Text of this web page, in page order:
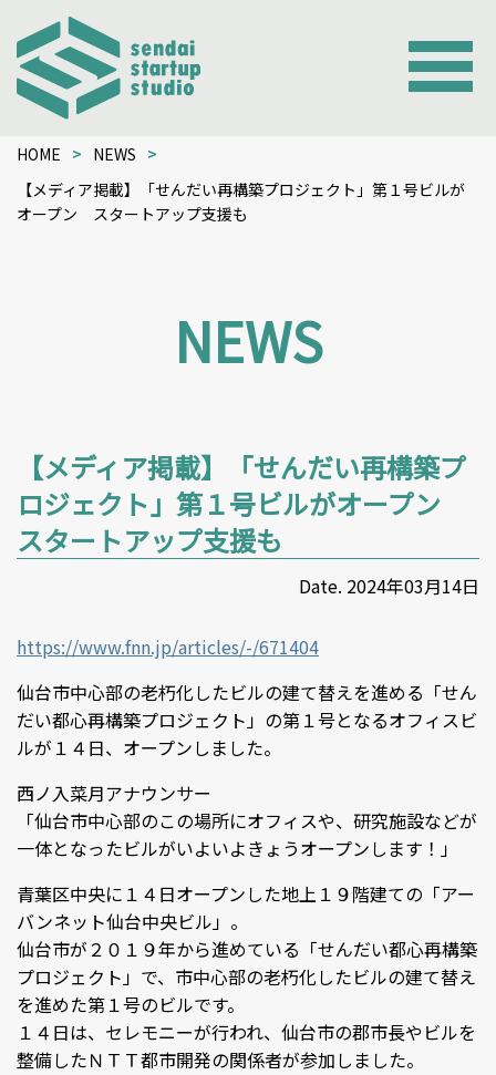
HOME
NEWS
【メディア掲載】「せんだい再構築プロジェクト」第１号ビルが
オープン スタートアップ支援も
NEWS
【メディア掲載】「せんだい再構築プ
ロジェクト」第１号ビルがオープン
スタートアップ支援も
Date. 2024年03月14日
https://www.fnn.jp/articles/-/671404
仙台市中心部の老朽化したビルの建て替えを進める「せん
だい都心再構築プロジェクト」の第１号となるオフィスビ
ルが１４日、オープンしました。
西ノ入菜月アナウンサー
「仙台市中心部のこの場所にオフィスや、研究施設などが
一体となったビルがいよいよきょうオープンします！」
青葉区中央に１４日オープンした地上１９階建ての「アー
バンネット仙台中央ビル」。
仙台市が２０１９年から進めている「せんだい都心再構築
プロジェクト」で、市中心部の老朽化したビルの建て替え
を進めた第１号のビルです。
１４日は、セレモニーが行われ、仙台市の郡市長やビルを
整備したＮＴＴ都市開発の関係者が参加しました。